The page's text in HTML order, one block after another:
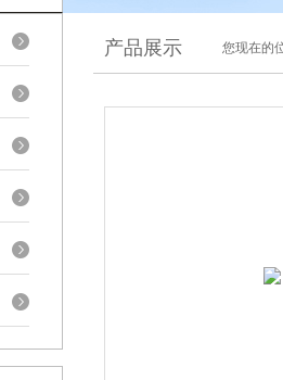
产品展示 您现在的